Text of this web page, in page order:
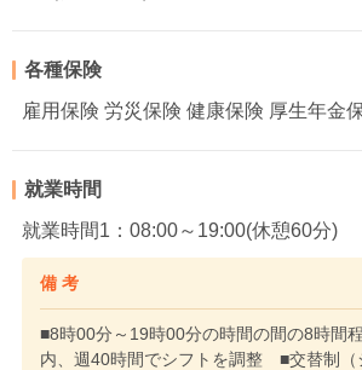
各種保険
雇用保険 労災保険 健康保険 厚生年金
就業時間
就業時間1：08:00～19:00(休憩60分)
備 考
■8時00分～19時00分の時間の間の8時間
内、週40時間でシフトを調整 ■交替制（